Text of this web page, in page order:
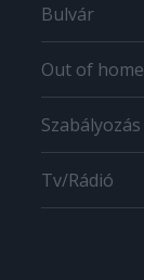
Bulvár
Out of home
Szabályozás
Tv/Rádió